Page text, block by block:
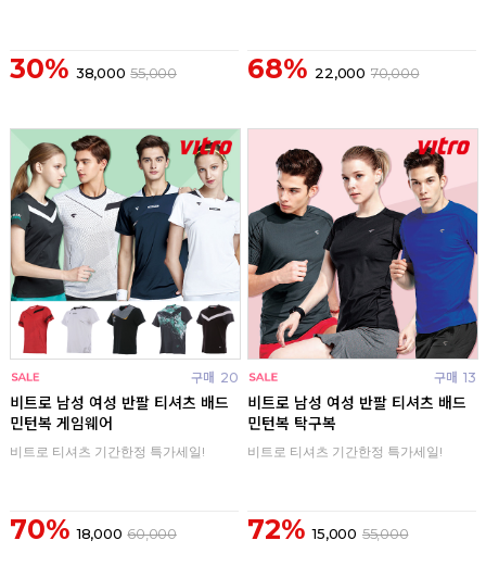
30% 38,000 55,000 68% 22,000 70,000
구매 20
비트로 남성 여성 반팔 티셔츠 배드
민턴복 게임웨어
비트로 티셔츠 기간한정 특가세일!
70% 18,000 60,000
구매 13
비트로 남성 여성 반팔 티셔츠 배드
민턴복 탁구복
비트로 티셔츠 기간한정 특가세일!
72% 15,000 55,000